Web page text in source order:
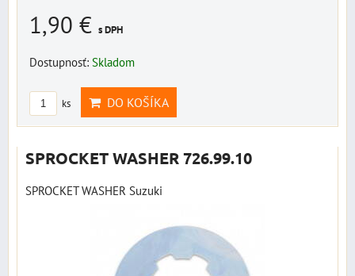
1,90 € s DPH
Dostupnosť: Skladom
ks DO KOŠÍKA
SPROCKET WASHER 726.99.10
SPROCKET WASHER Suzuki